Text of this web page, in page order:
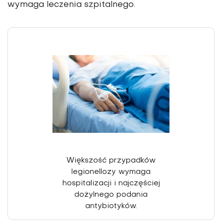
wymaga leczenia szpitalnego.
Większość przypadków
legionellozy wymaga
hospitalizacji i najczęściej
dożylnego podania
antybiotyków.